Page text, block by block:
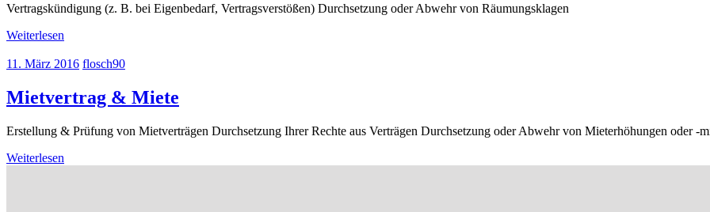
Vertragskündigung (z. B. bei Eigenbedarf, Vertragsverstößen) Durchsetzung oder Abwehr von Räumungsklagen
Weiterlesen
11. März 2016 flosch90
Mietvertrag & Miete
Erstellung & Prüfung von Mietverträgen Durchsetzung Ihrer Rechte aus Verträgen Durchsetzung oder Abwehr von Mieterhöhungen oder -
Weiterlesen